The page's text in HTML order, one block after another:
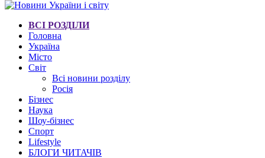
ВСІ РОЗДІЛИ
Головна
Україна
Місто
Світ
Всі новини розділу
Росія
Бізнес
Наука
Шоу-бізнес
Спорт
Lifestyle
БЛОГИ ЧИТАЧІВ